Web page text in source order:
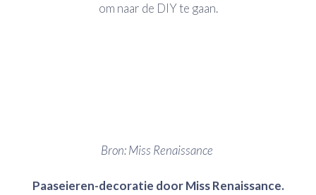
om naar de DIY te gaan.
Bron: Miss Renaissance
Paaseieren-decoratie door Miss Renaissance.